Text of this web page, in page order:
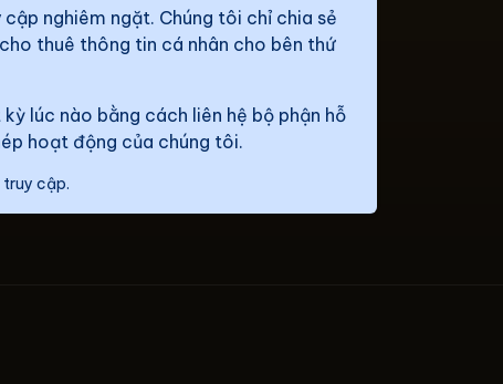
nghiêm ngặt. Chúng tôi chỉ chia sẻ
thuê thông tin cá nhân cho bên thứ
lúc nào bằng cách liên hệ bộ phận hỗ
hoạt động của chúng tôi.
truy cập.